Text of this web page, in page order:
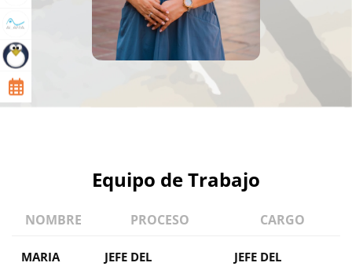
Equipo de Trabajo
NOMBRE PROCESO CARGO
MARIA
JEFE DEL
JEFE DEL